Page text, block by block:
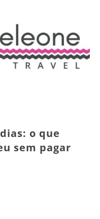
o que
sem pagar